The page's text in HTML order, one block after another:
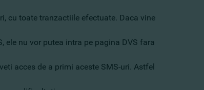
cu toate tranzactiile efectuate. Daca vine
ele nu vor putea intra pe pagina DVS fara
acces de a primi aceste SMS-uri. Astfel